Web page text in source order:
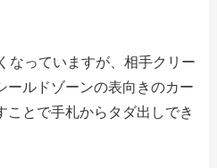
なっていますが、相手クリー
ールドゾーンの表向きのカー
ことで手札からタダ出しでき